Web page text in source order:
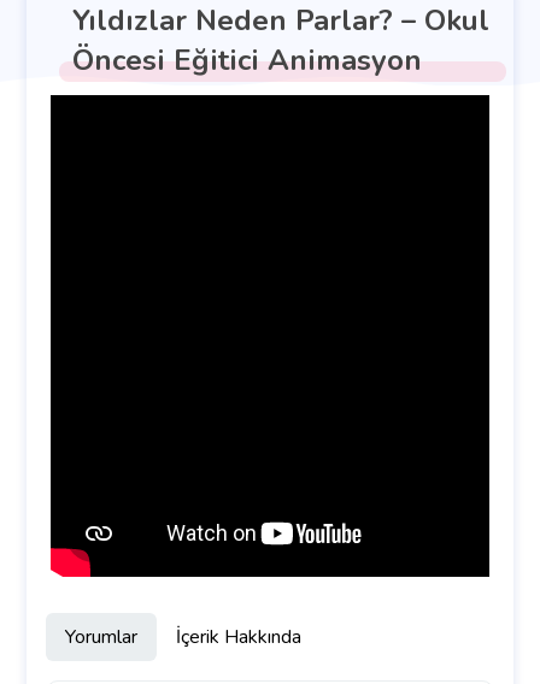
Yıldızlar Neden Parlar? – Okul
Öncesi Eğitici Animasyon
Yorumlar İçerik Hakkında